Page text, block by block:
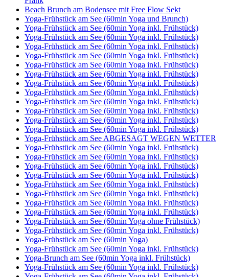
Beach Brunch am Bodensee mit Free Flow Sekt
Yoga-Frühstück am See (60min Yoga und Brunch)
Yoga-Frühstück am See (60min Yoga inkl. Frühstück)
Yoga-Frühstück am See (60min Yoga inkl. Frühstück)
Yoga-Frühstück am See (60min Yoga inkl. Frühstück)
Yoga-Frühstück am See (60min Yoga inkl. Frühstück)
Yoga-Frühstück am See (60min Yoga inkl. Frühstück)
Yoga-Frühstück am See (60min Yoga inkl. Frühstück)
Yoga-Frühstück am See (60min Yoga inkl. Frühstück)
Yoga-Frühstück am See (60min Yoga inkl. Frühstück)
Yoga-Frühstück am See (60min Yoga inkl. Frühstück)
Yoga-Frühstück am See (60min Yoga inkl. Frühstück)
Yoga-Frühstück am See (60min Yoga inkl. Frühstück)
Yoga-Frühstück am See (60min Yoga inkl. Frühstück)
Yoga-Frühstück am See ABGESAGT WEGEN WETTER
Yoga-Frühstück am See (60min Yoga inkl. Frühstück)
Yoga-Frühstück am See (60min Yoga inkl. Frühstück)
Yoga-Frühstück am See (60min Yoga inkl. Frühstück)
Yoga-Frühstück am See (60min Yoga inkl. Frühstück)
Yoga-Frühstück am See (60min Yoga inkl. Frühstück)
Yoga-Frühstück am See (60min Yoga inkl. Frühstück)
Yoga-Frühstück am See (60min Yoga inkl. Frühstück)
Yoga-Frühstück am See (60min Yoga inkl. Frühstück)
Yoga-Frühstück am See (60min Yoga ohne Frühstück)
Yoga-Frühstück am See (60min Yoga inkl. Frühstück)
Yoga-Frühstück am See (60min Yoga)
Yoga-Frühstück am See (60min Yoga inkl. Frühstück)
Yoga-Brunch am See (60min Yoga inkl. Frühstück)
Yoga-Frühstück am See (60min Yoga inkl. Frühstück)